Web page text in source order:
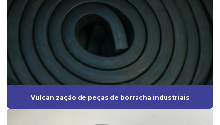
Fábrica de borrachas automotivas
Fábrica de borrachas de silicone
Fábrica de diafragmas
Fábrica de guarnição de borracha
Fabrica de mangueira de silicone
Fábrica de peças de borracha
Vulcanização de peças de borracha industriais